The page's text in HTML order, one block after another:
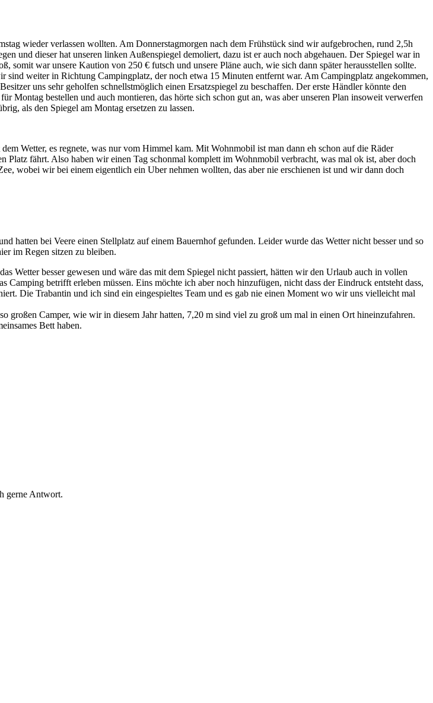
wieder verlassen wollten. Am Donnerstagmorgen nach dem Frühstück sind wir aufgebrochen, rund 2,5h
und dieser hat unseren linken Außenspiegel demoliert, dazu ist er auch noch abgehauen. Der Spiegel war in
somit war unsere Kaution von 250 € futsch und unsere Pläne auch, wie sich dann später herausstellen sollte.
weiter in Richtung Campingplatz, der noch etwa 15 Minuten entfernt war. Am Campingplatz angekommen,
uns sehr geholfen schnellstmöglich einen Ersatzspiegel zu beschaffen. Der erste Händler könnte den
Montag bestellen und auch montieren, das hörte sich schon gut an, was aber unseren Plan insoweit verwerfen
als den Spiegel am Montag ersetzen zu lassen.
Wetter, es regnete, was nur vom Himmel kam. Mit Wohnmobil ist man dann eh schon auf die Räder
Platz fährt. Also haben wir einen Tag schonmal komplett im Wohnmobil verbracht, was mal ok ist, aber doch
wobei wir bei einem eigentlich ein Uber nehmen wollten, das aber nie erschienen ist und wir dann doch
hatten bei Veere einen Stellplatz auf einem Bauernhof gefunden. Leider wurde das Wetter nicht besser und so
im Regen sitzen zu bleiben.
Wetter besser gewesen und wäre das mit dem Spiegel nicht passiert, hätten wir den Urlaub auch in vollen
Camping betrifft erleben müssen. Eins möchte ich aber noch hinzufügen, nicht dass der Eindruck entsteht dass,
Die Trabantin und ich sind ein eingespieltes Team und es gab nie einen Moment wo wir uns vielleicht mal
Camper, wie wir in diesem Jahr hatten, 7,20 m sind viel zu groß um mal in einen Ort hineinzufahren.
Bett haben.
gerne Antwort.